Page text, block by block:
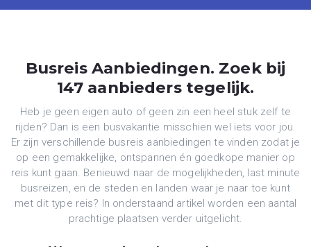
Busreis Aanbiedingen. Zoek bij
147 aanbieders tegelijk.
Heb je geen eigen auto of geen zin een heel stuk zelf te
rijden? Dan is een busvakantie misschien wel iets voor jou.
Er zijn verschillende busreis aanbiedingen te vinden zodat je
op een gemakkelijke, ontspannen én goedkope manier op
reis kunt gaan. Benieuwd naar de mogelijkheden, last minute
busreizen, en de steden en landen waar je naar toe kunt
met dit type reis? In onderstaand artikel worden een aantal
prachtige plaatsen verder uitgelicht.